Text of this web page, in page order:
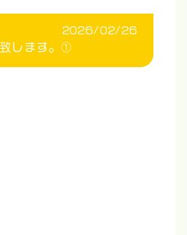
2026/02/26
します。①